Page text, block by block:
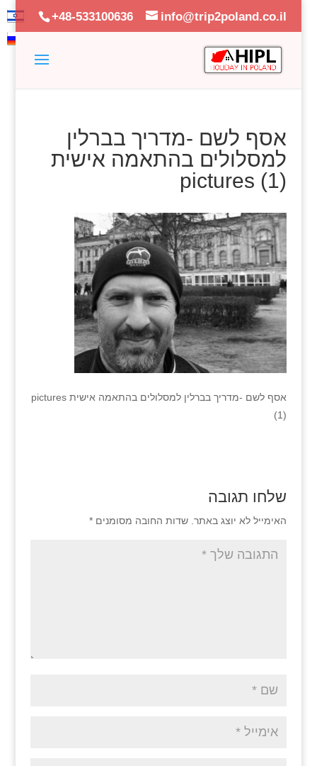
+48-533100636 info@trip2poland.co.il
אסף לשם -מדריך בברלין
למסלולים בהתאמה אישית
pictures (1)
אסף לשם -מדריך בברלין למסלולים בהתאמה אישית pictures
(1)
שלחו תגובה
האימייל לא יוצג באתר. שדות החובה מסומנים *